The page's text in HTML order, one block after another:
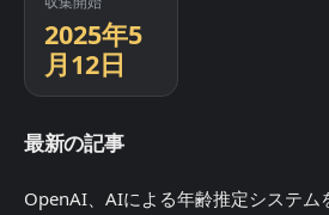
2025年5
月12日
最新の記事
OpenAI、AIによる年齢推定システム